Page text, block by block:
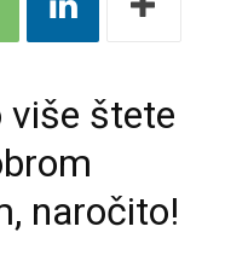
više štete
naročito!